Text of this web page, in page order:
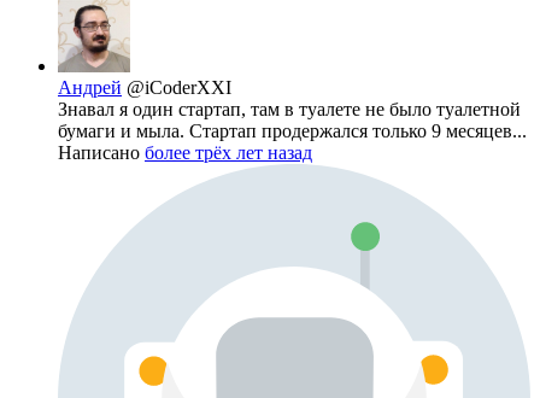
Андрей @iCoderXXI
Знавал я один стартап, там в туалете не было туалетной
бумаги и мыла. Стартап продержался только 9 месяцев...
Написано более трёх лет назад